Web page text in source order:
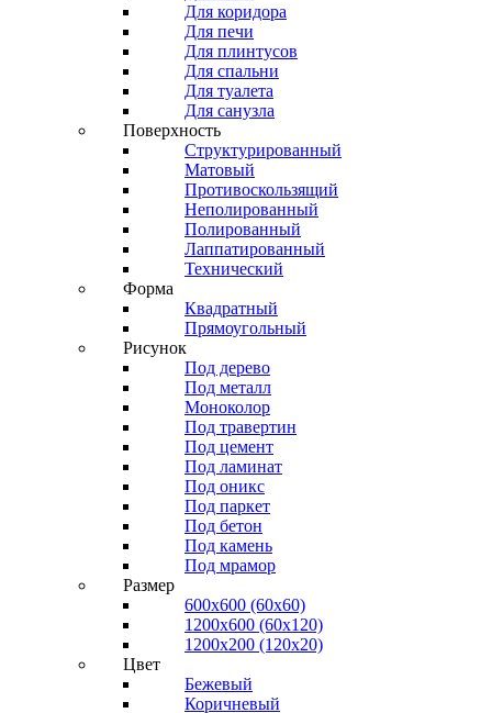
Для коридора
Для печи
Для плинтусов
Для спальни
Для туалета
Для санузла
Поверхность
Структурированный
Матовый
Противоскользящий
Неполированный
Полированный
Лаппатированный
Технический
Форма
Квадратный
Прямоугольный
Рисунок
Под дерево
Под металл
Моноколор
Под травертин
Под цемент
Под ламинат
Под оникс
Под паркет
Под бетон
Под камень
Под мрамор
Размер
600х600 (60х60)
1200х600 (60х120)
1200х200 (120x20)
Цвет
Бежевый
Коричневый